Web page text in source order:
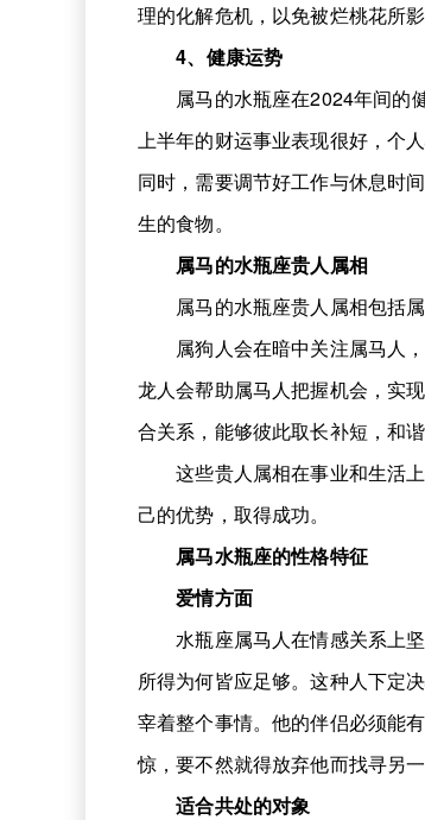
理的化解危机，以免被烂桃花所
4、健康运势
属马的水瓶座在2024年间的健
上半年的财运事业表现很好，个
同时，需要调节好工作与休息时
生的食物。
属马的水瓶座贵人属相
属马的水瓶座贵人属相包括属
属狗人会在暗中关注属马人，
龙人会帮助属马人把握机会，实
合关系，能够彼此取长补短，和
这些贵人属相在事业和生活上
己的优势，取得成功。
属马水瓶座的性格特征
爱情方面
水瓶座属马人在情感关系上坚
所得为何皆应足够。这种人下定
宰着整个事情。他的伴侣必须能
惊，要不然就得放弃他而找寻另
适合共处的对象